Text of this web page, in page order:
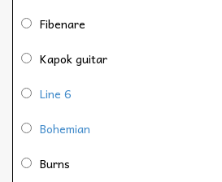
Fibenare
Kapok guitar
Line 6
Bohemian
Burns